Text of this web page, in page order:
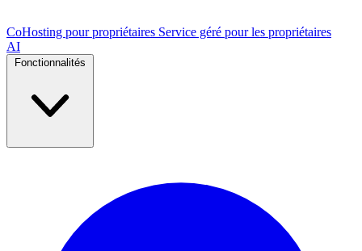
CoHosting pour propriétaires Service géré pour les propriétaires
AI